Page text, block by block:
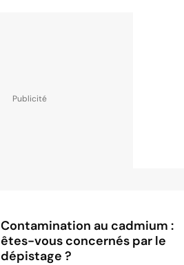
Contamination au cadmium :
êtes-vous concernés par le
dépistage ?